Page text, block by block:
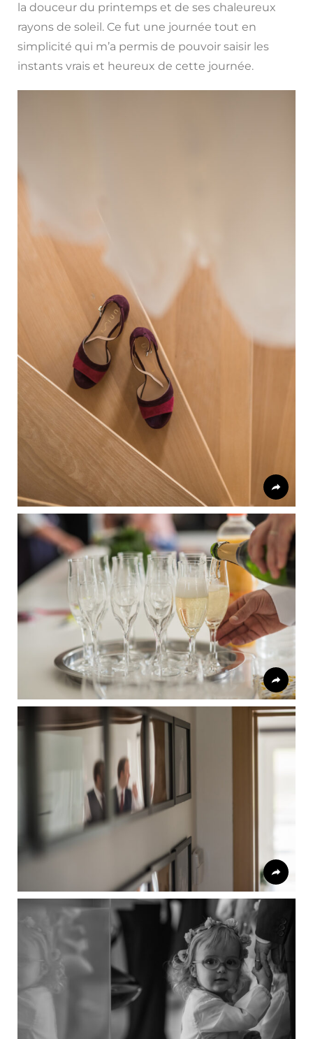
la douceur du printemps et de ses chaleureux
rayons de soleil. Ce fut une journée tout en
simplicité qui m’a permis de pouvoir saisir les
instants vrais et heureux de cette journée.